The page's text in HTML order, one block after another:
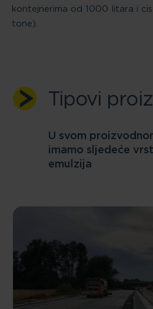
kontejnerima od 1000 litara i
tone).
Tipovi
U svom
imamo sljedeće
emulzija